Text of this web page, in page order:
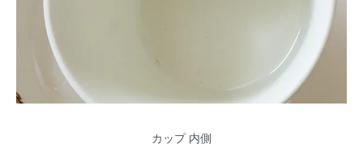
カップ 内側